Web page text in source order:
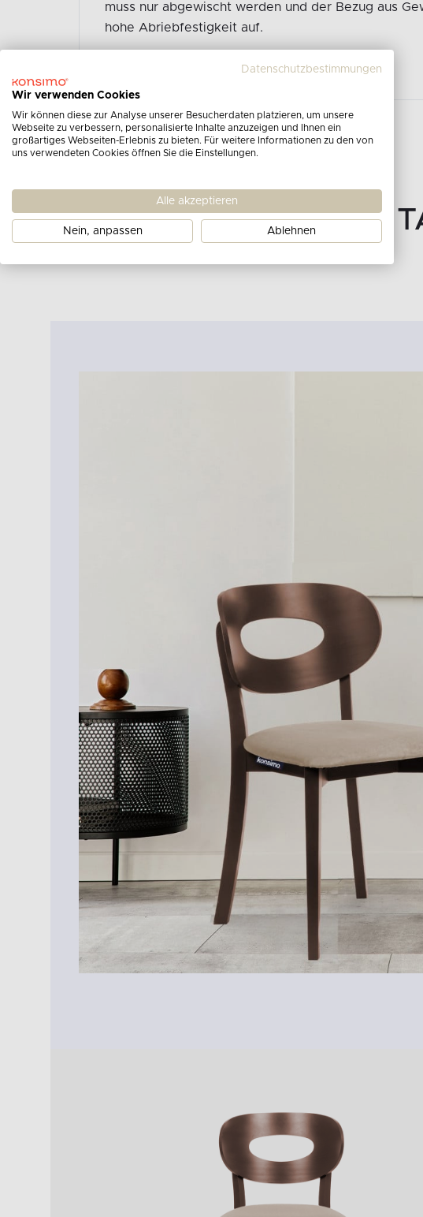
muss nur abgewischt werden und der Bezug aus
hohe Abriebfestigkeit auf.
Gesamte Produktbeschreibung ansehen
Datenschutzbestimmungen
Wir verwenden Cookies
Wir können diese zur Analyse unserer Besucherdaten platzieren, um unsere
Webseite zu verbessern, personalisierte Inhalte anzuzeigen und Ihnen ein
großartiges Webseiten-Erlebnis zu bieten. Für weitere Informationen zu den von
uns verwendeten Cookies öffnen Sie die Einstellungen.
Alle akzeptieren
Nein, anpassen Ablehnen